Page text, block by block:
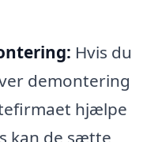
Hvis du
demontering
hjælpe
kan de sætte